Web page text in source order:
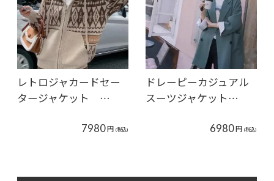
レトロジャカードセー
タージャケット …
7980円 (税込)
ドレーピーカジュアル
スーツジャケット…
6980円 (税込)